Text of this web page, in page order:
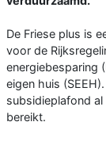
De Friese plus is
voor de
energiebesparing
eigen huis
subsidieplafond
bereikt.